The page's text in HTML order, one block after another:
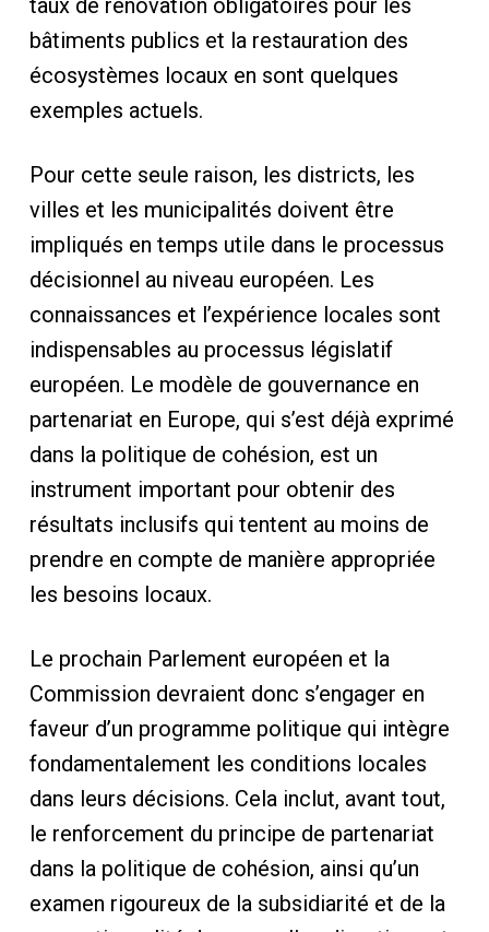
taux de rénovation obligatoires pour les
bâtiments publics et la restauration des
écosystèmes locaux en sont quelques
exemples actuels.
Pour cette seule raison, les districts, les
villes et les municipalités doivent être
impliqués en temps utile dans le processus
décisionnel au niveau européen. Les
connaissances et l’expérience locales sont
indispensables au processus législatif
européen. Le modèle de gouvernance en
partenariat en Europe, qui s’est déjà exprimé
dans la politique de cohésion, est un
instrument important pour obtenir des
résultats inclusifs qui tentent au moins de
prendre en compte de manière appropriée
les besoins locaux.
Le prochain Parlement européen et la
Commission devraient donc s’engager en
faveur d’un programme politique qui intègre
fondamentalement les conditions locales
dans leurs décisions. Cela inclut, avant tout,
le renforcement du principe de partenariat
dans la politique de cohésion, ainsi qu’un
examen rigoureux de la subsidiarité et de la